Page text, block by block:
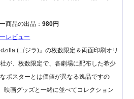
商品の出品：980円
レビュー
(ゴジラ)』の枚数限定＆両面印刷オリ
が、枚数限定で、各劇場に配布した希少
ポスターとは価値が異なる逸品ですの
映画グッズと一緒に並べてコレクション